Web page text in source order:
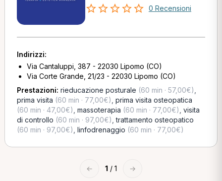
0 Recensioni
Indirizzi:
Via Cantaluppi, 387 - 22030 Lipomo (CO)
Via Corte Grande, 21/23 - 22030 Lipomo (CO)
Prestazioni: rieducazione posturale (60 min · 57,00€)
prima visita (60 min · 77,00€) prima visita osteopatica
(60 min · 47,00€) massoterapia (60 min · 77,00€) visita
di controllo (60 min · 97,00€) ,trattamento osteopatico
(60 min · 97,00€) linfodrenaggio (60 min · 77,00€)
← 1 / 1 →